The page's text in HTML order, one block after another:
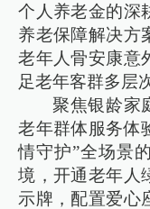
个人养老金的深
养老保障解决方
老年人骨安康意
足老年客群多层
聚焦银龄家
老年群体服务体
情守护”全场景
境，开通老年人
示牌，配置爱心